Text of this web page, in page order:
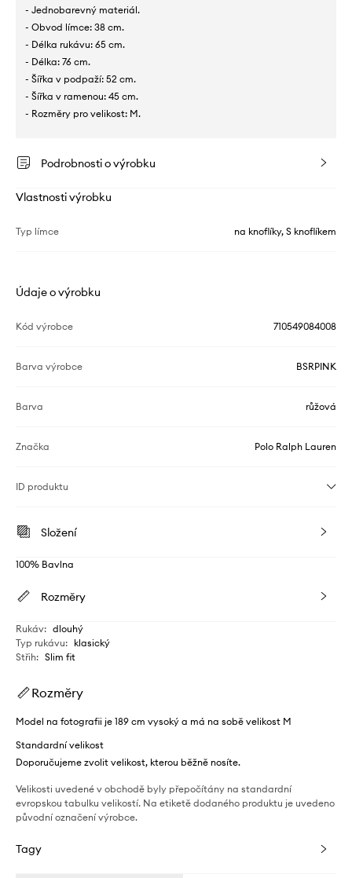
- Jednobarevný materiál.
- Obvod límce: 38 cm.
- Délka rukávu: 65 cm.
- Délka: 76 cm.
- Šířka v podpaží: 52 cm.
- Šířka v ramenou: 45 cm.
- Rozměry pro velikost: M.
Podrobnosti o výrobku
Vlastnosti výrobku
Typ límce na knoflíky, S knoflíkem
Údaje o výrobku
Kód výrobce 710549084008
Barva výrobce BSRPINK
Barva růžová
Značka Polo Ralph Lauren
ID produktu
Složení
100% Bavlna
Rozměry
Rukáv: dlouhý
Typ rukávu: klasický
Střih: Slim fit
Rozměry
Model na fotografii je 189 cm vysoký a má na sobě velikost M
Standardní velikost
Doporučujeme zvolit velikost, kterou běžně nosíte.
Velikosti uvedené v obchodě byly přepočítány na standardní
evropskou tabulku velikostí. Na etiketě dodaného produktu je uvedeno
původní označení výrobce.
Tagy